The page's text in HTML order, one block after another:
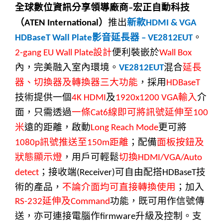
全球數位資訊分享領導廠商–宏正自動科技
（ATEN International） 推出新款HDMI & VGA
HDBaseT Wall Plate影音延長器 – VE2812EUT。
2-gang EU Wall Plate設計便利裝嵌於Wall Box
內，完美融入室內環境。 VE2812EUT混合延長
器、切換器及轉換器三大功能 ，採用 HDBaseT
技術提供一個4K HDMI及1920x1200 VGA輸入介
面，只需透過一條Cat6線即可將訊號延伸至100
米遠的距離，啟動Long Reach Mode更可將
1080p訊號推送至150m距離 ； 配備面板按鈕及
狀態顯示燈 ，用戶可輕鬆切換HDMI/VGA/Auto
detect ；接收端(Receiver)可自由配搭HDBaseT技
術的產品， 不論介面均可直接轉換使用 ； 加入
RS-232延伸及Command功能，既可用作信號傳
送，亦可連接電腦作firmware升級及控制 。支